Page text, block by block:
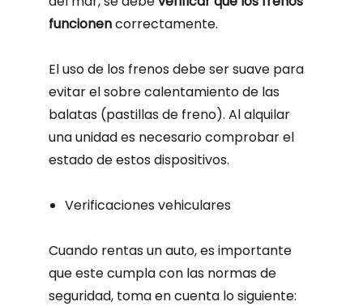
funcionencorrectamente.
El uso de los frenos debe ser suave para
evitar el sobre calentamiento de las
balatas (pastillas de freno). Al alquilar
una unidad es necesario comprobar el
estado de estos dispositivos.
Verificaciones vehiculares
Cuando rentas un auto, es importante
que este cumpla con las normas de
seguridad, toma en cuenta lo siguiente: